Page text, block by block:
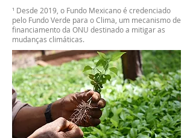
¹ Desde 2019, o Fundo Mexicano é credenciado
pelo Fundo Verde para o Clima, um mecanismo de
financiamento da ONU destinado a mitigar as
mudanças climáticas.